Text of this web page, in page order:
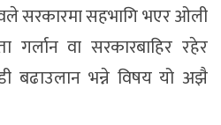
सरकारमा सहभागि भएर ओली
वा सरकारबाहिर रहेर
बढाउलान भन्ने विषय यो अझै